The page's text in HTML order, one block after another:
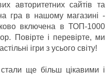
авторитетних сайтів та
гра в нашому магазині -
включена в ТОП-1000
Повірте і перевірте, ми
ігри з усього світу!
ще більш цікавими і